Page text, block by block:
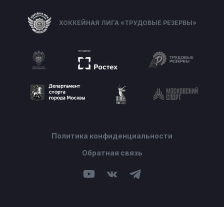
ХОККЕЙНАЯ ЛИГА «ТРУДОВЫЕ РЕЗЕРВЫ»
Политика конфиденциальности
Обратная связь